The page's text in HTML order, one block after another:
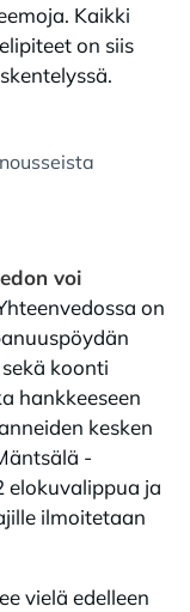
Kaikki
on siis
voi
on
koonti
hankkeeseen
kesken
-
elokuvalippua ja
ilmoitetaan
vielä edelleen